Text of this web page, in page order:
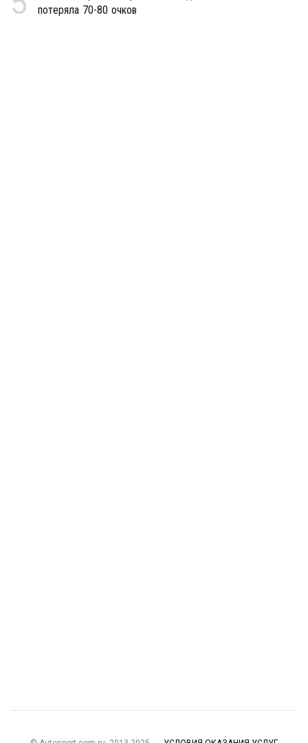
потеряла 70-80 очков